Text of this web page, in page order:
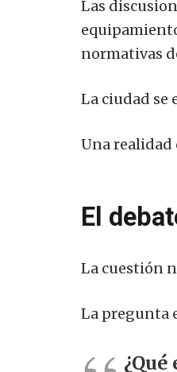
Las
normativas
La ciudad se
Una realidad
El
La cuestión
La pregunta